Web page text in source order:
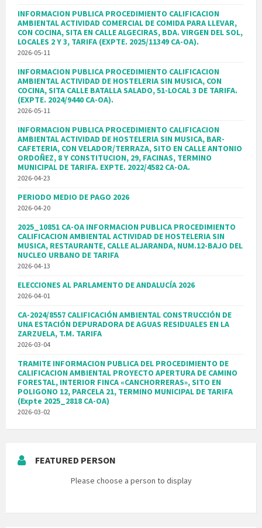
INFORMACION PUBLICA PROCEDIMIENTO CALIFICACION
AMBIENTAL ACTIVIDAD COMERCIAL DE COMIDA PARA LLEVAR,
CON COCINA, SITA EN CALLE ALGECIRAS, BDA. VIRGEN DEL SOL,
LOCALES 2 Y 3, TARIFA (EXPTE. 2025/11349 CA-OA).
2026-05-11
INFORMACION PUBLICA PROCEDIMIENTO CALIFICACION
AMBIENTAL ACTIVIDAD DE HOSTELERIA SIN MUSICA, CON
COCINA, SITA CALLE BATALLA SALADO, 51-LOCAL 3 DE TARIFA.
(EXPTE. 2024/9440 CA-OA).
2026-05-11
INFORMACION PUBLICA PROCEDIMIENTO CALIFICACION
AMBIENTAL ACTIVIDAD DE HOSTELERIA SIN MUSICA, BAR-
CAFETERIA, CON VELADOR/TERRAZA, SITO EN CALLE ANTONIO
ORDOÑEZ, 8 Y CONSTITUCION, 29, FACINAS, TERMINO
MUNICIPAL DE TARIFA. EXPTE. 2022/4582 CA-OA.
2026-04-23
PERIODO MEDIO DE PAGO 2026
2026-04-20
2025_10851 CA-OA INFORMACION PUBLICA PROCEDIMIENTO
CALIFICACION AMBIENTAL ACTIVIDAD DE HOSTELERIA SIN
MUSICA, RESTAURANTE, CALLE ALJARANDA, NUM.12-BAJO DEL
NUCLEO URBANO DE TARIFA
2026-04-13
ELECCIONES AL PARLAMENTO DE ANDALUCÍA 2026
2026-04-01
CA-2024/8557 CALIFICACIÓN AMBIENTAL CONSTRUCCIÓN DE
UNA ESTACIÓN DEPURADORA DE AGUAS RESIDUALES EN LA
ZARZUELA, T.M. TARIFA
2026-03-04
TRAMITE INFORMACION PUBLICA DEL PROCEDIMIENTO DE
CALIFICACION AMBIENTAL PROYECTO APERTURA DE CAMINO
FORESTAL, INTERIOR FINCA «CANCHORRERAS», SITO EN
POLIGONO 12, PARCELA 21, TERMINO MUNICIPAL DE TARIFA
(Expte 2025_2818 CA-OA)
2026-03-02
FEATURED PERSON
Please choose a person to display